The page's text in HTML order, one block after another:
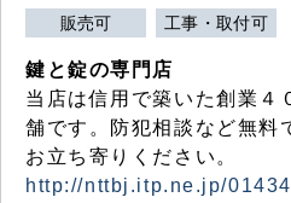
販売可 工事・取付可
鍵と錠の専門店
当店は信用で築いた創業４
舗です。防犯相談など無料
お立ち寄りください。
http://nttbj.itp.ne.jp/